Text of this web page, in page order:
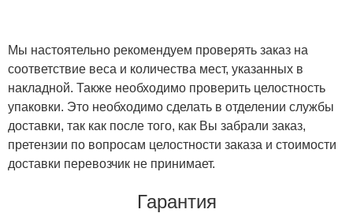
Мы настоятельно рекомендуем проверять заказ на
соответствие веса и количества мест, указанных в
накладной. Также необходимо проверить целостность
упаковки. Это необходимо сделать в отделении службы
доставки, так как после того, как Вы забрали заказ,
претензии по вопросам целостности заказа и стоимости
доставки перевозчик не принимает.
Гарантия